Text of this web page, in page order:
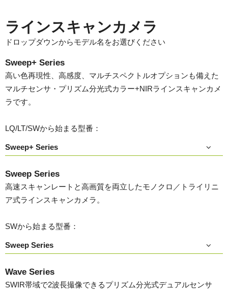
ラインスキャンカメラ
ドロップダウンからモデル名をお選びください
Sweep+ Series
高い色再現性、高感度、マルチスペクトルオプションも備えた
マルチセンサ・プリズム分光式カラー+NIRラインスキャンカメ
ラです。
LQ/LT/SWから始まる型番：
Sweep+ Series
Sweep Series
高速スキャンレートと高画質を両立したモノクロ／トライリニ
ア式ラインスキャンカメラ。
SWから始まる型番：
Sweep Series
Wave Series
SWIR帯域で2波長撮像できるプリズム分光式デュアルセンサ